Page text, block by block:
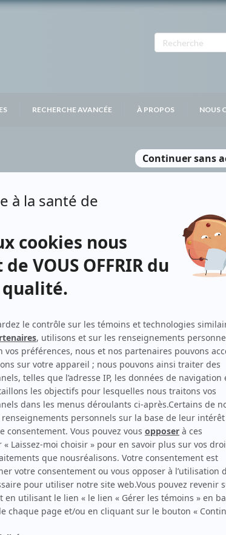
RECHERCHE AVANCÉE À PROPOS NOUS
( Antoine Ouellet
adulte
(Xavier Demers2019 )
public(Kevin
31( Sébastien Vallière2022)
Bacon, Les( Patrick )
(Dealer 2013)
la vérité(Alex Bériault2009)
et Rolland
( Kevin Sirois2009 )
(Chum d'Hugo2010)
(Kevin)